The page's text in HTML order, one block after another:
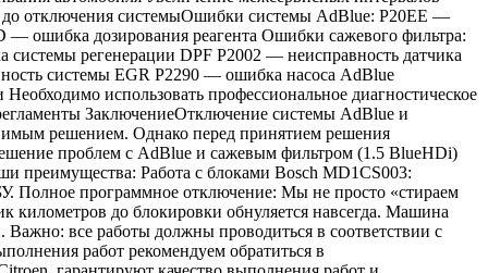
отключения системыОшибки системы AdBlue: P20EE —
ошибка дозирования реагента Ошибки сажевого фильтра:
регенерации DPF P2002 — неисправность датчика
системы EGR P2290 — ошибка насоса AdBlue
использовать профессиональное диагностическое
ЗаключениеОтключение системы AdBlue и
решением. Однако перед принятием решения
проблем с AdBlue и сажевым фильтром (1.5 BlueHDi)
преимущества: Работа с блоками Bosch MD1CS003:
Полное программное отключение: Мы не просто «стираем
километров до блокировки обнуляется навсегда. Машина
Важно: все работы должны проводиться в соответствии с
работ рекомендуем обратиться в